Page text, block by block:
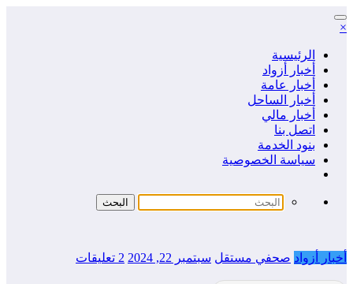
التجاوز
إلى
×
الرئيسية
أخبار أزواد
أخبار عامة
أخبار الساحل
أخبار مالي
اتصل بنا
بنود الخدمة
سياسة الخصوصية
أخبار أزواد صحفي مستقل سبتمبر 22, 2024 2 تعليقات